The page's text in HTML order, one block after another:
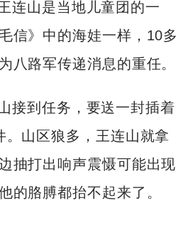
连山是当地儿童团的一
信》中的海娃一样，10多
八路军传递消息的重任。
接到任务，要送一封插着
。山区狼多，王连山就拿
抽打出响声震慑可能出现
的胳膊都抬不起来了。